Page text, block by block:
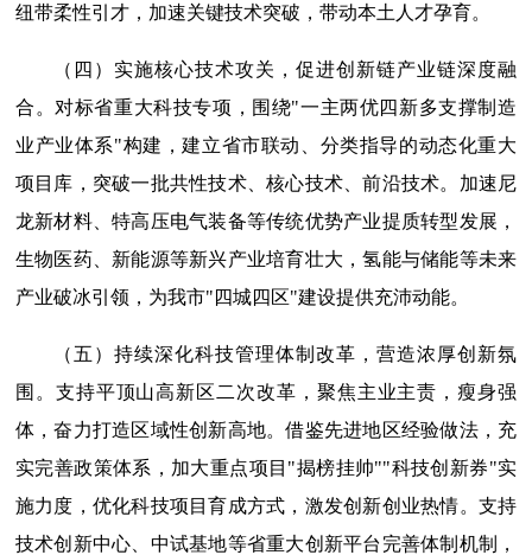
纽带柔性引才，加速关键技术突破，带动本土人才孕育。
（四）实施核心技术攻关，促进创新链产业链深度融
合。对标省重大科技专项，围绕"一主两优四新多支撑制造
业产业体系"构建，建立省市联动、分类指导的动态化重大
项目库，突破一批共性技术、核心技术、前沿技术。加速尼
龙新材料、特高压电气装备等传统优势产业提质转型发展，
生物医药、新能源等新兴产业培育壮大，氢能与储能等未来
产业破冰引领，为我市"四城四区"建设提供充沛动能。
（五）持续深化科技管理体制改革，营造浓厚创新氛
围。支持平顶山高新区二次改革，聚焦主业主责，瘦身强
体，奋力打造区域性创新高地。借鉴先进地区经验做法，充
实完善政策体系，加大重点项目"揭榜挂帅""科技创新券"实
施力度，优化科技项目育成方式，激发创新创业热情。支持
技术创新中心、中试基地等省重大创新平台完善体制机制，